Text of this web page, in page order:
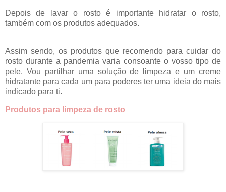
Depois de lavar o rosto é importante hidratar o rosto,
também com os produtos adequados.
Assim sendo, os produtos que recomendo para cuidar do
rosto durante a pandemia varia consoante o vosso tipo de
pele. Vou partilhar uma solução de limpeza e um creme
hidratante para cada um para poderes ter uma ideia do mais
indicado para ti.
Produtos para limpeza de rosto